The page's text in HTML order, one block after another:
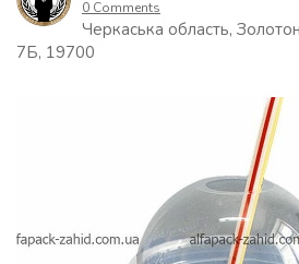
0 Comments
Черкаська область,
7Б, 19700